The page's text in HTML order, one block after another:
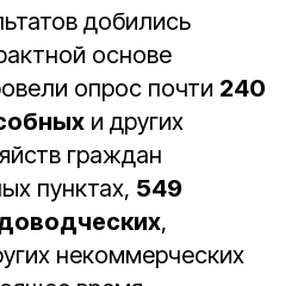
добились
основе
опрос почти 240
и других
граждан
пунктах, 549
,
некоммерческих